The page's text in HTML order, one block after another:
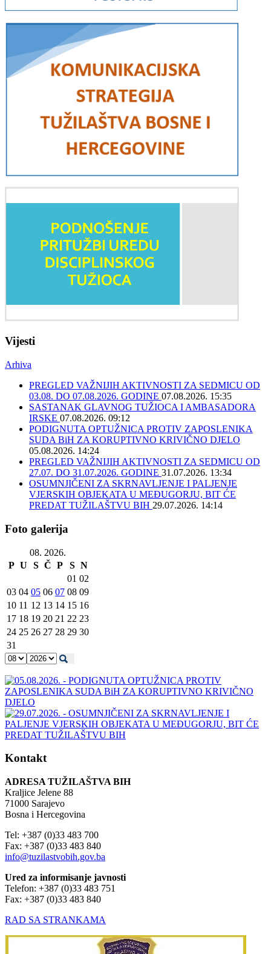
Vijesti
Arhiva
PREGLED VAŽNIJIH AKTIVNOSTI ZA SEDMICU OD
03.08. DO 07.08.2026. GODINE 07.08.2026. 15:35
SASTANAK GLAVNOG TUŽIOCA I AMBASADORA
IRSKE 07.08.2026. 09:12
PODIGNUTA OPTUŽNICA PROTIV ZAPOSLENIKA
SUDA BiH ZA KORUPTIVNO KRIVIČNO DJELO
05.08.2026. 14:24
PREGLED VAŽNIJIH AKTIVNOSTI ZA SEDMICU OD
27.07. DO 31.07.2026. GODINE 31.07.2026. 13:34
OSUMNJIČENI ZA SKRNAVLJENJE I PALJENJE
VJERSKIH OBJEKATA U MEĐUGORJU, BIT ĆE
PREDAT TUŽILAŠTVU BIH 29.07.2026. 14:14
Foto galerija
08. 2026.
P U S Č P S N
01 02
03 04 05 06 07 08 09
10 11 12 13 14 15 16
17 18 19 20 21 22 23
24 25 26 27 28 29 30
31
Kontakt
ADRESA TUŽILAŠTVA BIH
Kraljice Jelene 88
71000 Sarajevo
Bosna i Hercegovina
Tel: +387 (0)33 483 700
Fax: +387 (0)33 483 840
info@tuzilastvobih.gov.ba
Ured za informisanje javnosti
Telefon: +387 (0)33 483 751
Fax: +387 (0)33 483 840
RAD SA STRANKAMA